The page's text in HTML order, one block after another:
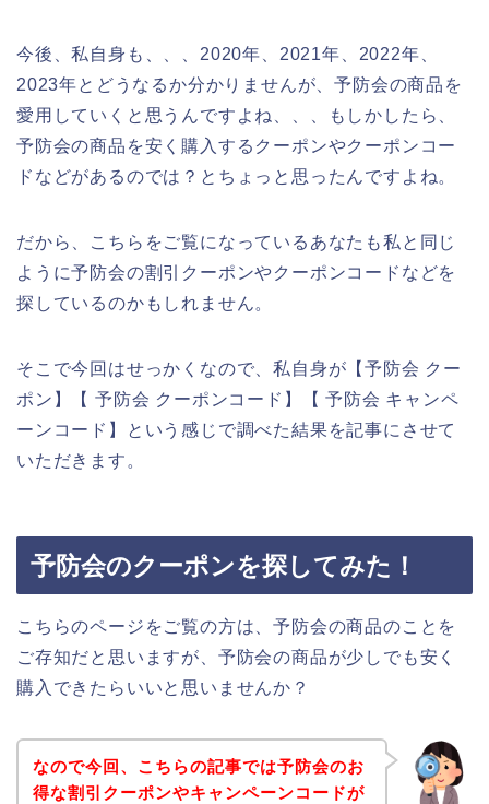
今後、私自身も、、、2020年、2021年、2022年、
2023年とどうなるか分かりませんが、予防会の商品を
愛用していくと思うんですよね、、、もしかしたら、
予防会の商品を安く購入するクーポンやクーポンコー
ドなどがあるのでは？とちょっと思ったんですよね。
だから、こちらをご覧になっているあなたも私と同じ
ように予防会の割引クーポンやクーポンコードなどを
探しているのかもしれません。
そこで今回はせっかくなので、私自身が【予防会 クー
ポン】【 予防会 クーポンコード】【 予防会 キャンペ
ーンコード】という感じで調べた結果を記事にさせて
いただきます。
予防会のクーポンを探してみた！
こちらのページをご覧の方は、予防会の商品のことを
ご存知だと思いますが、予防会の商品が少しでも安く
購入できたらいいと思いませんか？
なので今回、こちらの記事では予防会のお
得な割引クーポンやキャンペーンコードが